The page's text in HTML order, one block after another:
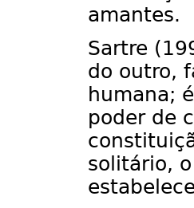
amantes.
Sartre
do outro,
humana;
poder de
solitário, o